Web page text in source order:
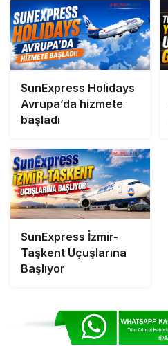
SunExpress Holidays
Avrupa’da hizmete
başladı
SunExpress İzmir-
Taşkent Uçuşlarına
Başlıyor